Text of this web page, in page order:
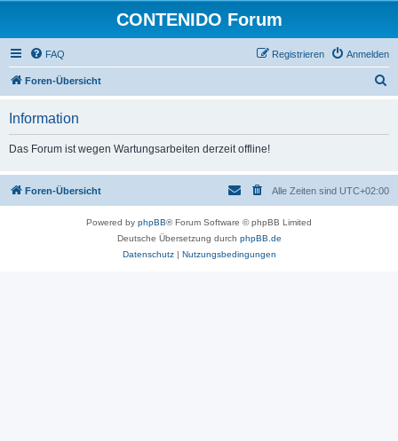
CONTENIDO Forum
FAQ Anmelden
Registrieren
Foren-Übersicht
Information
Das Forum ist wegen Wartungsarbeiten derzeit offline!
Foren-Übersicht Alle Zeiten sind UTC+02:00
Powered by phpBB® Forum Software © phpBB Limited
Deutsche Übersetzung durch phpBB.de
Datenschutz| Nutzungsbedingungen